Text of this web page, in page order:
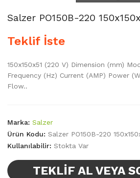
Salzer PO150B-220
Teklif İste
150x150x51 (220 V) Dimension (mm)
Frequency (Hz) Current (AMP) Power
Flow..
Marka: Salzer
Ürün Kodu: Salzer PO150B-220
Kullanılabilir: Stokta Var
TEKLIF AL VEYA